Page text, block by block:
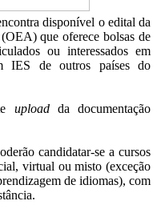
disponível o edital da
que oferece bolsas de
ou interessados em
IES de outros países do
uploadda documentação
candidatar-se a cursos
virtual ou misto (exceção
de idiomas), com